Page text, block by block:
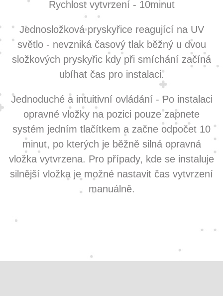
Rychlost vytvrzení - 10minut
Jednosložková pryskyřice reagující na UV
světlo - nevzniká časový tlak běžný u dvou
složkových pryskyřic kdy při smíchání začíná
ubíhat čas pro instalaci.
Jednoduché a intuitivní ovládání - Po instalaci
opravné vložky na pozici pouze zapnete
systém jedním tlačítkem a začne odpočet 10
minut, po kterých je běžně silná opravná
vložka vytvrzena. Pro případy, kde se instaluje
silnější vložka je možné nastavit čas vytvrzení
manuálně.